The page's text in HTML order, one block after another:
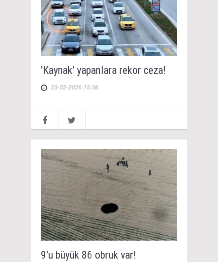
'Kaynak' yapanlara rekor ceza!
23-02-2026 15:36
9'u büyük 86 obruk var!